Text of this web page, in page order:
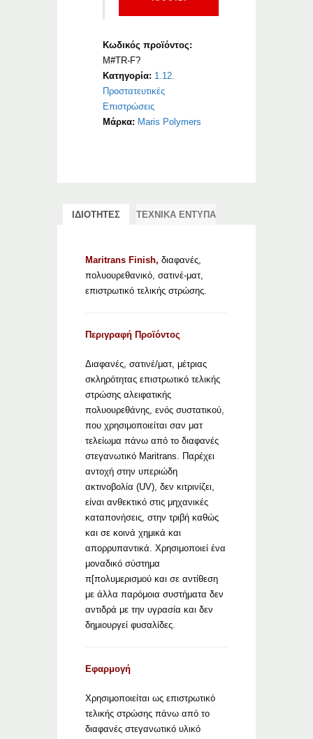
Κωδικός προϊόντος:
M#TR-F?
Κατηγορία: 1.12.
Προστατευτικές
Επιστρώσεις
Μάρκα: Maris Polymers
ΙΔΙΟΤΗΤΕΣ ΤΕΧΝΙΚΑ ΕΝΤΥΠΑ
Maritrans Finish,διαφανές,
πολυουρεθανικό, σατινέ-ματ,
επιστρωτικό τελικής στρώσης.
Περιγραφή Προϊόντος
Διαφανές, σατινέ/ματ, μέτριας
σκληρότητας επιστρωτικό τελικής
στρώσης αλειφατικής
πολυουρεθάνης, ενός συστατικού,
που χρησιμοποιείται σαν ματ
τελείωμα πάνω από το διαφανές
στεγανωτικό Maritrans. Παρέχει
αντοχή στην υπεριώδη
ακτινοβολία (UV), δεν κιτρινίζει,
είναι ανθεκτικό στις μηχανικές
καταπονήσεις, στην τριβή καθώς
και σε κοινά χημικά και
απορρυπαντικά. Χρησιμοποιεί ένα
μοναδικό σύστημα
π[πολυμερισμού και σε αντίθεση
με άλλα παρόμοια συστήματα δεν
αντιδρά με την υγρασία και δεν
δημιουργεί φυσαλίδες.
Εφαρμογή
Χρησιμοποιείται ως επιστρωτικό
τελικής στρώσης πάνω από το
διαφανές στεγανωτικό υλικό